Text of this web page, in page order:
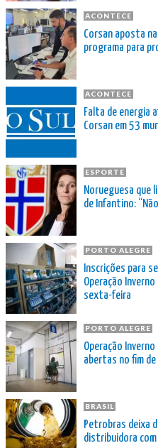
ACONTECE
Corsan aposta
programa para
ACONTECE
Falta de energia
Corsan em 53
ESPORTE
Norueguesa que
de Infantino:
PORTO ALEGRE
Inscrições para
Operação
sexta-feira
PORTO ALEGRE
Operação
abertas no fim
BRASIL
Petrobras deixa
distribuidora com